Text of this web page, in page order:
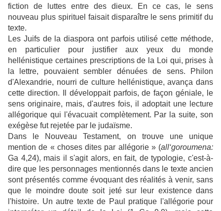
fiction de luttes entre des dieux. En ce cas, le sens
nouveau plus spirituel faisait disparaître le sens primitif du
texte.
Les Juifs de la diaspora ont parfois utilisé cette méthode,
en particulier pour justifier aux yeux du monde
hellénistique certaines prescriptions de la Loi qui, prises à
la lettre, pouvaient sembler dénuées de sens. Philon
d'Alexandrie, nourri de culture hellénistique, avança dans
cette direction. Il développait parfois, de façon géniale, le
sens originaire, mais, d'autres fois, il adoptait une lecture
allégorique qui l'évacuait complètement. Par la suite, son
exégèse fut rejetée par le judaïsme.
Dans le Nouveau Testament, on trouve une unique
mention de « choses dites par allégorie » (all‘goroumena:
Ga 4,24), mais il s'agit alors, en fait, de typologie, c'est-à-
dire que les personnages mentionnés dans le texte ancien
sont présentés comme évoquant des réalités à venir, sans
que le moindre doute soit jeté sur leur existence dans
l'histoire. Un autre texte de Paul pratique l'allégorie pour